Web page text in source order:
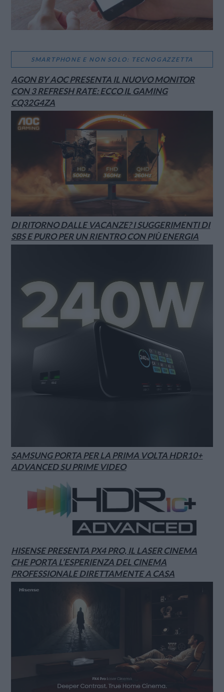
SMARTPHONE E NON SOLO: TECNOGAZZETTA
AGON BY AOC PRESENTA IL NUOVO MONITOR
CON 3 REFRESH RATE: ECCO IL GAMING
CQ32G4ZA
DI RITORNO DALLE VACANZE? I SUGGERIMENTI DI
SBS E PURO PER UN RIENTRO CON PIÙ ENERGIA
SAMSUNG PORTA PER LA PRIMA VOLTA HDR10+
ADVANCED SU PRIME VIDEO
HISENSE PRESENTA PX4 PRO, IL LASER CINEMA
CHE PORTA L’ESPERIENZA DEL CINEMA
PROFESSIONALE DIRETTAMENTE A CASA